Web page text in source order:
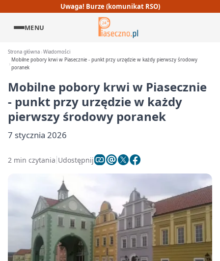
Uwaga! Burze (komunikat RSO)
MENU
Strona główna Wiadomości
Mobilne pobory krwi w Piasecznie - punkt przy urzędzie w każdy pierwszy środowy
poranek
Mobilne pobory krwi w Piasecznie
- punkt przy urzędzie w każdy
pierwszy środowy poranek
7 stycznia 2026
2 min czytania Udostępnij